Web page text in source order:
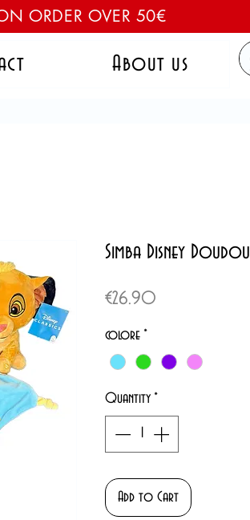
ORDER OVER 50€
About us
Simba Disney Doudou
€26.90
colore *
Quantity *
Add to Cart